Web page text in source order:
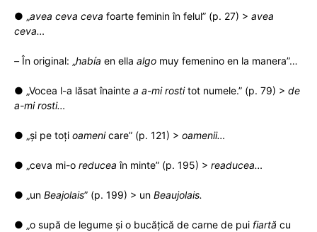
● „avea ceva ceva foarte feminin în felul” (p. 27) > avea
ceva…
– În original: „había en ella algo muy femenino en la manera”…
● „Vocea l-a lăsat înainte a a-mirostitot numele.” (p. 79) > de
a-mi rosti…
● „și pe toți oamenicare” (p. 121) > oamenii…
● „ceva mi-o reducea în minte” (p. 195) > readucea…
● „un Beajolais” (p. 199) > un Beaujolais.
● „o supă de legume și o bucățică de carne de pui fiartă cu